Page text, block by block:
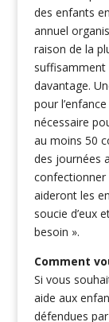
des enfants
annuel
raison de la
davantage.
pour
nécessaire
au moins 50
des journées
confectionner
aideront les
soucie d’eux
besoin ».
Comment
Si vous
aide aux
défendues